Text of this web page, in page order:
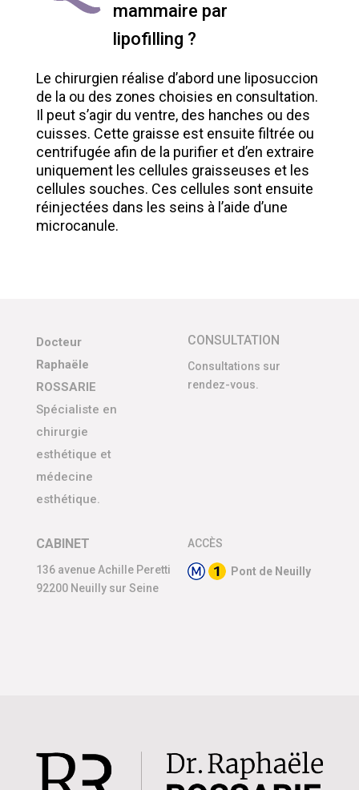
mammaire par
lipofilling ?
Le chirurgien réalise d’abord une liposuccion
de la ou des zones choisies en consultation.
Il peut s’agir du ventre, des hanches ou des
cuisses. Cette graisse est ensuite filtrée ou
centrifugée afin de la purifier et d’en extraire
uniquement les cellules graisseuses et les
cellules souches. Ces cellules sont ensuite
réinjectées dans les seins à l’aide d’une
microcanule.
Docteur
Raphaële
ROSSARIE
Spécialiste en
chirurgie
esthétique et
médecine
esthétique.
CONSULTATION
Consultations sur
rendez-vous.
CABINET
136 avenue Achille Peretti
92200 Neuilly sur Seine
ACCÈS
Pont de Neuilly